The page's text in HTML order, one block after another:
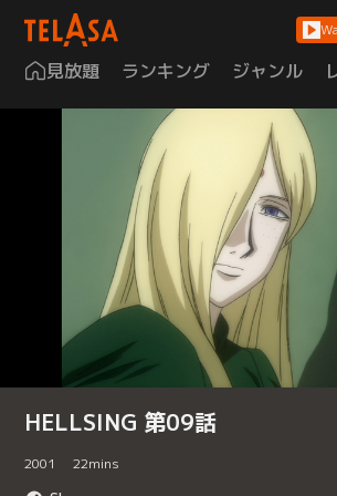
見放題 ランキング ジャンル
HELLSING 第09話
2001 22mins